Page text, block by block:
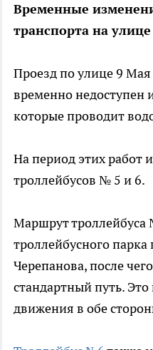
Временные
транспорта на
Проезд по улице 9
временно недоступен
которые проводит
На период этих работ
троллейбусов № 5 и 6.
Маршрут троллейбуса
троллейбусного
Черепанова, после
стандартный путь.
движения в обе